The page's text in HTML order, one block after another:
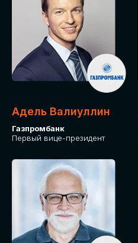
Адель Валиуллин
Газпромбанк
Первый вице-президент